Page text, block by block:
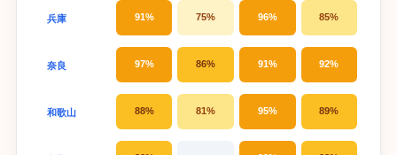
兵庫 91% 75% 96% 85%
奈良 97% 86% 91% 92%
和歌山 88% 81% 95% 89%